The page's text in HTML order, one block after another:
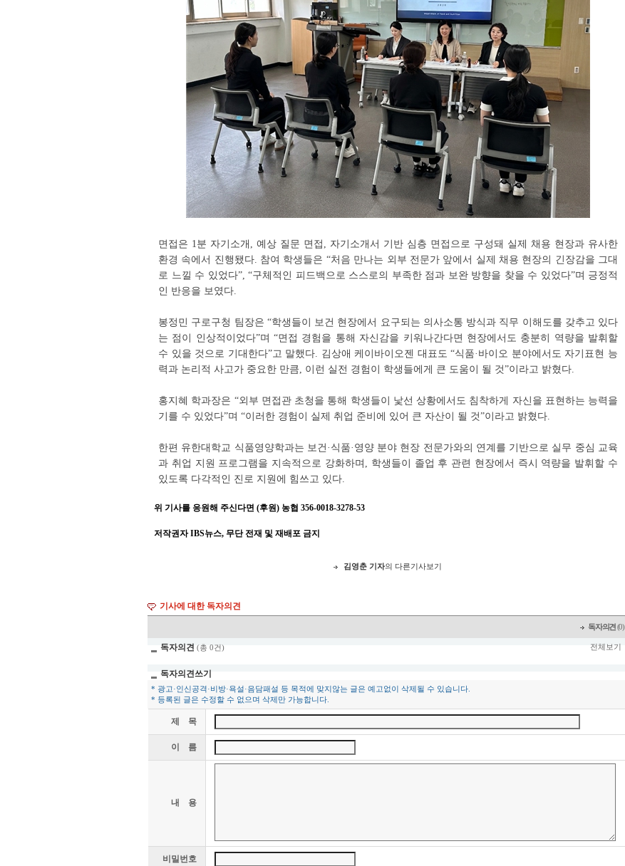
면접은 1분 자기소개, 예상 질문 면접, 자기소개서 기반 심층 면접으로 구성돼 실제 채용 현장과 유사한
환경 속에서 진행됐다. 참여 학생들은 “처음 만나는 외부 전문가 앞에서 실제 채용 현장의 긴장감을 그대
로 느낄 수 있었다”, “구체적인 피드백으로 스스로의 부족한 점과 보완 방향을 찾을 수 있었다”며 긍정적
인 반응을 보였다.
봉정민 구로구청 팀장은 “학생들이 보건 현장에서 요구되는 의사소통 방식과 직무 이해도를 갖추고 있다
는 점이 인상적이었다”며 “면접 경험을 통해 자신감을 키워나간다면 현장에서도 충분히 역량을 발휘할
수 있을 것으로 기대한다”고 말했다. 김상애 케이바이오젠 대표도 “식품·바이오 분야에서도 자기표현 능
력과 논리적 사고가 중요한 만큼, 이런 실전 경험이 학생들에게 큰 도움이 될 것”이라고 밝혔다.
홍지혜 학과장은 “외부 면접관 초청을 통해 학생들이 낯선 상황에서도 침착하게 자신을 표현하는 능력을
기를 수 있었다”며 “이러한 경험이 실제 취업 준비에 있어 큰 자산이 될 것”이라고 밝혔다.
한편 유한대학교 식품영양학과는 보건·식품·영양 분야 현장 전문가와의 연계를 기반으로 실무 중심 교육
과 취업 지원 프로그램을 지속적으로 강화하며, 학생들이 졸업 후 관련 현장에서 즉시 역량을 발휘할 수
있도록 다각적인 진로 지원에 힘쓰고 있다.
위 기사를 응원해 주신다면 (후원) 농협 356-0018-3278-53
저작권자 IBS뉴스, 무단 전재 및 재배포 금지
김영춘 기자의 다른기사보기
기사에 대한 독자의견
독자의견(0)
독자의견 (총 0건) 전체보기
독자의견쓰기
* 광고·인신공격·비방·욕설·음담패설 등 목적에 맞지않는 글은 예고없이 삭제될 수 있습니다.
* 등록된 글은 수정할 수 없으며 삭제만 가능합니다.
제 목
이 름
내 용
비밀번호